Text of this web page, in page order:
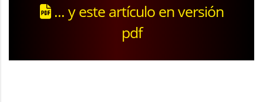
... y este artículo en versión
pdf